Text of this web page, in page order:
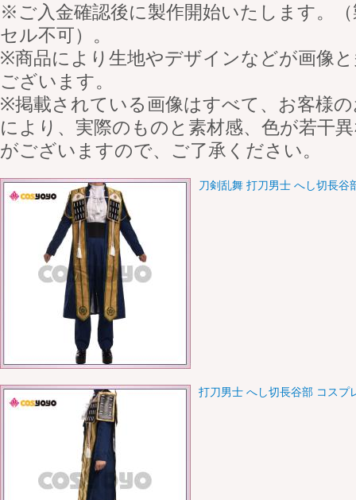
※ご入金確認後に製作開始いたします。
セル不可）。
※商品により生地やデザインなどが画像
ございます。
※掲載されている画像はすべて、お客様
により、実際のものと素材感、色が若干
がございますので、ご了承ください。
刀剣乱舞 打刀男士 へし切長谷
打刀男士 へし切長谷部 コスプ